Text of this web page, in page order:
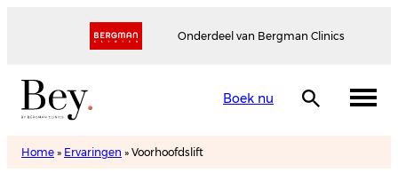
Onderdeel van Bergman Clinics
Boek nu
Home » Ervaringen » Voorhoofdslift